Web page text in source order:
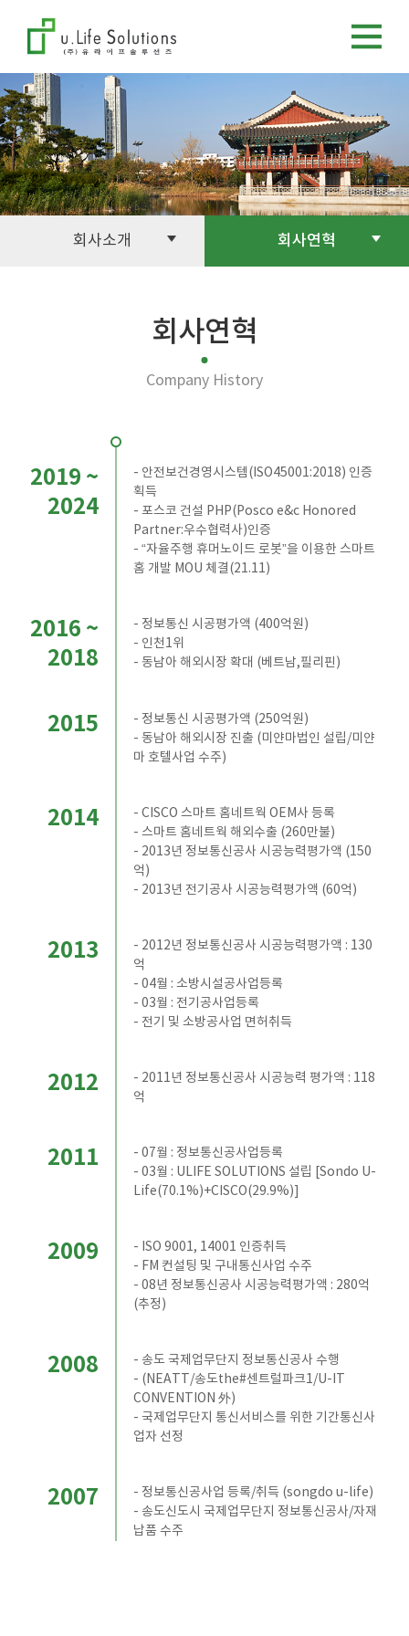
회사소개 회사연혁
회사연혁
Company History
2019 ~
2024
- 안전보건경영시스템(ISO45001:2018) 인증
획득
- 포스코 건설 PHP(Posco e&c Honored
Partner:우수협력사)인증
- “자율주행 휴머노이드 로봇”을 이용한 스마트
홈 개발 MOU 체결(21.11)
2016 ~
2018
- 정보통신 시공평가액 (400억원)
- 인천1위
- 동남아 해외시장 확대 (베트남,필리핀)
2015
- 정보통신 시공평가액 (250억원)
- 동남아 해외시장 진출 (미얀마법인 설립/미얀
마 호텔사업 수주)
2014
- CISCO 스마트 홈네트웍 OEM사 등록
- 스마트 홈네트웍 해외수출 (260만불)
- 2013년 정보통신공사 시공능력평가액 (150
억)
- 2013년 전기공사 시공능력평가액 (60억)
2013
- 2012년 정보통신공사 시공능력평가액 : 130
억
- 04월 : 소방시설공사업등록
- 03월 : 전기공사업등록
- 전기 및 소방공사업 면허취득
2012
- 2011년 정보통신공사 시공능력 평가액 : 118
억
2011
- 07월 : 정보통신공사업등록
- 03월 : ULIFE SOLUTIONS 설립 [Sondo U-
Life(70.1%)+CISCO(29.9%)]
2009
- ISO 9001, 14001 인증취득
- FM 컨설팅 및 구내통신사업 수주
- 08년 정보통신공사 시공능력평가액 : 280억
(추정)
2008
- 송도 국제업무단지 정보통신공사 수행
- (NEATT/송도the#센트럴파크1/U-IT
CONVENTION 外)
- 국제업무단지 통신서비스를 위한 기간통신사
업자 선정
2007
- 정보통신공사업 등록/취득 (songdo u-life)
- 송도신도시 국제업무단지 정보통신공사/자재
납품 수주